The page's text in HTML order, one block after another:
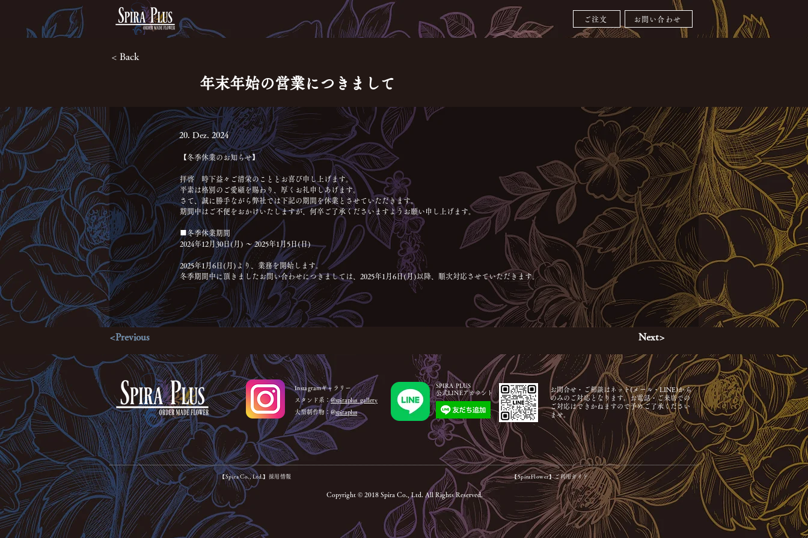
ご注文 お問い合わせ
< Back
年末年始の営業につきまして
【冬季休業のお知らせ】
拝啓　時下益々ご清栄のこととお喜び申し上げます。
平素は格別のご愛顧を賜わり、厚くお礼申しあげます。
さて、誠に勝手ながら弊社では下記の期間を休業とさせていただきます。
期間中はご不便をおかけいたしますが、何卒ご了承くださいますようお願い申し上げます。
■冬季休業期間
2024年12月30日(月) ～ 2025年1月5日(日)
2025年1月6日(月)より、業務を開始します。
冬季期間中に頂きましたお問い合わせにつきましては、2025年1月6日(月)以降、順次対応させていただきます。
20. Dez. 2024
<Previous Next>
Instagramギャラリー
スタンド系：@spiraplus_gallery
大型制作物：@spiraplus
SPIRA PLUS
公式LINEアカウント
お問合せ・ご相談はネット(メール・LINE)から
のみのご対応となります。お電話・ご来店での
ご対応はできかねますので予めご了承ください
ませ。
【Spira Co., Ltd.】採用情報 【SpiraFlower】ご利用ガイド
Copyright © 2018 Spira Co., Ltd. All Rights Reserved.